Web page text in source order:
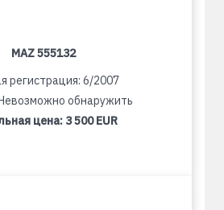
MAZ 555132
регистрация: 6/2007
обнаружить
цена: 3 500 EUR